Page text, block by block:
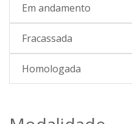
Em andamento
Fracassada
Homologada